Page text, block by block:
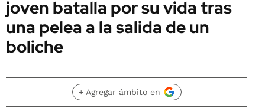
joven batalla por su vida tras
una pelea a la salida de un
boliche
+ Agregar ámbito en